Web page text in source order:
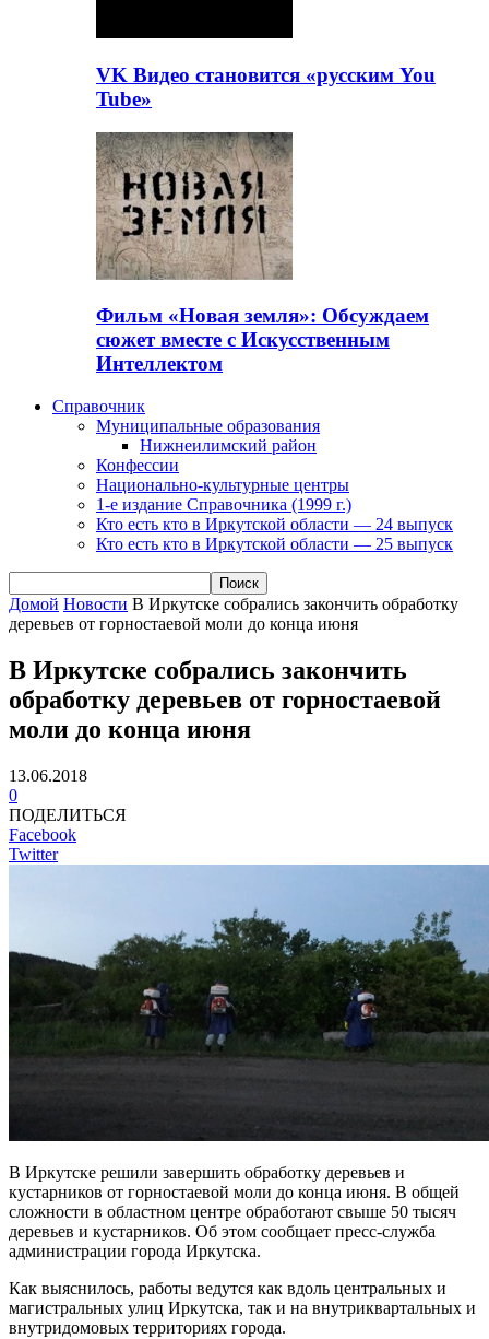
VK Видео становится «русским You
Tube»
Фильм «Новая земля»: Обсуждаем
сюжет вместе с Искусственным
Интеллектом
Справочник
Муниципальные образования
Нижнеилимский район
Конфессии
Национально-культурные центры
1-е издание Справочника (1999 г.)
Кто есть кто в Иркутской области — 24 выпуск
Кто есть кто в Иркутской области — 25 выпуск
Домой Новости В Иркутске собрались закончить обработку
деревьев от горностаевой моли до конца июня
В Иркутске собрались закончить
обработку деревьев от горностаевой
моли до конца июня
13.06.2018
0
ПОДЕЛИТЬСЯ
Facebook
Twitter
В Иркутске решили завершить обработку деревьев и
кустарников от горностаевой моли до конца июня. В общей
сложности в областном центре обработают свыше 50 тысяч
деревьев и кустарников. Об этом сообщает пресс-служба
администрации города Иркутска.
Как выяснилось, работы ведутся как вдоль центральных и
магистральных улиц Иркутска, так и на внутриквартальных и
внутридомовых территориях города.